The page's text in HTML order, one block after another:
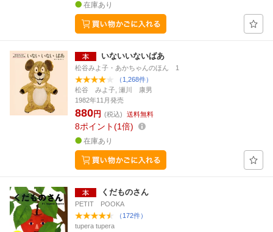
在庫あり
いないいないばあ
松谷みよ子・あかちゃんのほん 1
（1,268件）
松谷 みよ子, 瀬川 康男
1982年11月発売
880円 (税込) 送料無料
8ポイント 1倍
在庫あり
くだものさん
PETIT POOKA
（172件）
tupera tupera